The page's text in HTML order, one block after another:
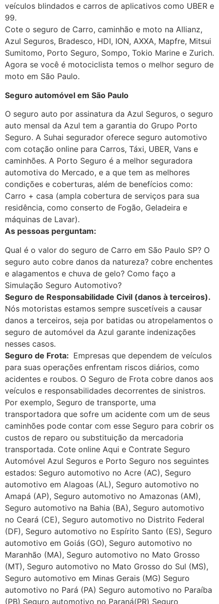
veículos blindados e carros de aplicativos como UBER e
99.
Cote o seguro de Carro, caminhão e moto na Allianz,
Azul Seguros, Bradesco, HDI, ION, AXXA, Mapfre, Mitsui
Sumitomo, Porto Seguro, Sompo, Tokio Marine e Zurich.
Agora se você é motociclista temos o melhor seguro de
moto em São Paulo.
Seguro automóvel em São Paulo
O seguro auto por assinatura da Azul Seguros, o seguro
auto mensal da Azul tem a garantia do Grupo Porto
Seguro. A Suhai segurador oferece seguro automotivo
com cotação online para Carros, Táxi, UBER, Vans e
caminhões. A Porto Seguro é a melhor seguradora
automotiva do Mercado, e a que tem as melhores
condições e coberturas, além de benefícios como:
Carro + casa (ampla cobertura de serviços para sua
residência, como conserto de Fogão, Geladeira e
máquinas de Lavar).
As pessoas perguntam:
Qual é o valor do seguro de Carro em São Paulo SP? O
seguro auto cobre danos da natureza? cobre enchentes
e alagamentos e chuva de gelo? Como faço a
Simulação Seguro Automotivo?
Seguro de Responsabilidade Civil (danos à terceiros).
Nós motoristas estamos sempre suscetíveis a causar
danos a terceiros, seja por batidas ou atropelamentos o
seguro de automóvel da Azul garante indenizações
nesses casos.
Seguro de Frota: Empresas que dependem de veículos
para suas operações enfrentam riscos diários, como
acidentes e roubos. O Seguro de Frota cobre danos aos
veículos e responsabilidades decorrentes de sinistros.
Por exemplo, Seguro de transporte, uma
transportadora que sofre um acidente com um de seus
caminhões pode contar com esse Seguro para cobrir os
custos de reparo ou substituição da mercadoria
transportada. Cote online Aqui e Contrate Seguro
Automóvel Azul Seguros e Porto Seguro nos seguintes
estados: Seguro automotivo no Acre (AC), Seguro
automotivo em Alagoas (AL), Seguro automotivo no
Amapá (AP), Seguro automotivo no Amazonas (AM),
Seguro automotivo na Bahia (BA), Seguro automotivo
no Ceará (CE), Seguro automotivo no Distrito Federal
(DF), Seguro automotivo no Espírito Santo (ES), Seguro
automotivo em Goiás (GO), Seguro automotivo no
Maranhão (MA), Seguro automotivo no Mato Grosso
(MT), Seguro automotivo no Mato Grosso do Sul (MS),
Seguro automotivo em Minas Gerais (MG) Seguro
automotivo no Pará (PA) Seguro automotivo no Paraíba
(PB) Seguro automotivo no Paraná(PR) Seguro